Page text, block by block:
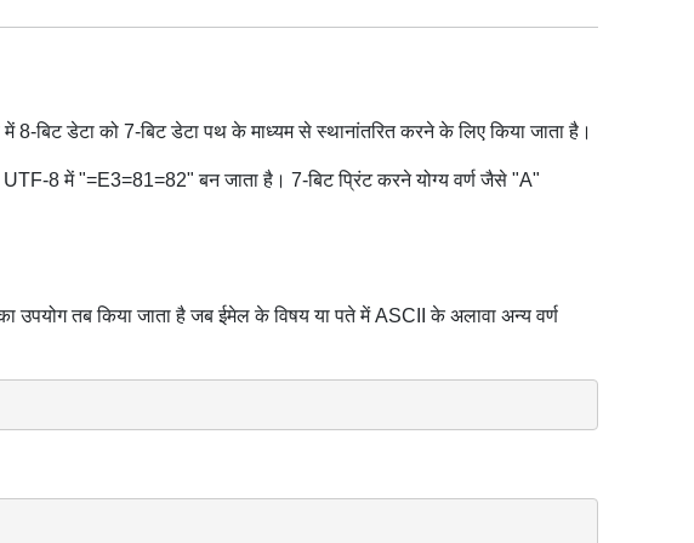
बिट डेटा को 7-बिट डेटा पथ के माध्यम से स्थानांतरित करने के लिए किया जाता है।
8 में "=E3=81=82" बन जाता है। 7-बिट प्रिंट करने योग्य वर्ण जैसे "A"
तब किया जाता है जब ईमेल के विषय या पते में ASCII के अलावा अन्य वर्ण